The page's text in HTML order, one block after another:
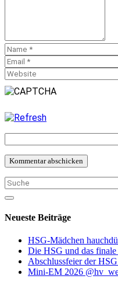
Neueste Beiträge
HSG-Mädchen
Die HSG und das finale
Abschlussfeier der
Mini-EM 2026